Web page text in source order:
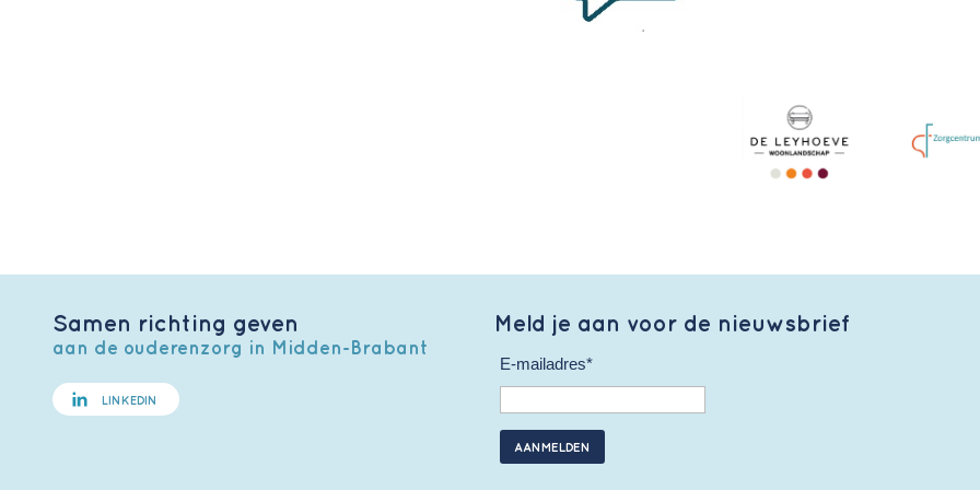
Samen richting geven
aan de ouderenzorg in Midden-Brabant
LINKEDIN
Meld je aan voor de nieuwsbrief
E-mailadres*